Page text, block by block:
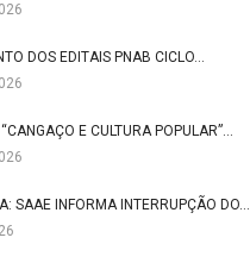
DOS EDITAIS PNAB CICLO…
E CULTURA POPULAR”…
SAAE INFORMA INTERRUPÇÃO DO…